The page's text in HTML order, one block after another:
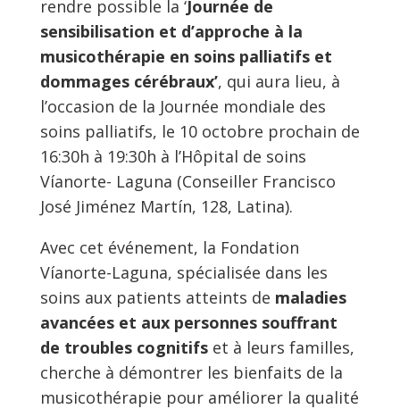
rendre possible la ‘Journée de
sensibilisation et d’approche à la
musicothérapie en soins palliatifs et
dommages cérébraux’, qui aura lieu, à
l’occasion de la Journée mondiale des
soins palliatifs, le 10 octobre prochain de
16:30h à 19:30h à l’Hôpital de soins
Víanorte- Laguna (Conseiller Francisco
José Jiménez Martín, 128, Latina).
Avec cet événement, la Fondation
Víanorte-Laguna, spécialisée dans les
soins aux patients atteints de maladies
avancées et aux personnes souffrant
de troubles cognitifset à leurs familles,
cherche à démontrer les bienfaits de la
musicothérapie pour améliorer la qualité